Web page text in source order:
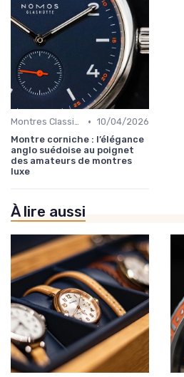
Montres Classiques • 10/04/2026
Montre corniche : l’élégance
anglo suédoise au poignet
des amateurs de montres
luxe
À lire aussi